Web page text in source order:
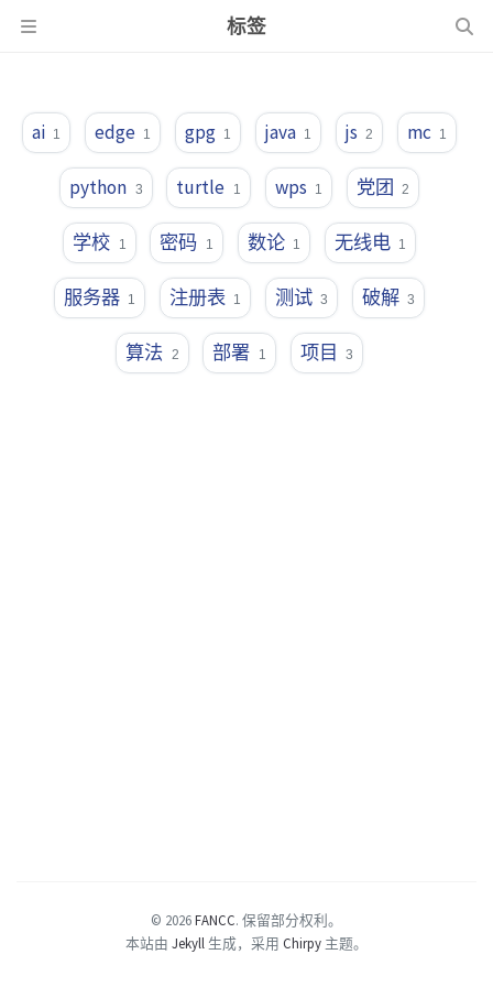
标签
ai 1 edge 1 gpg 1 java 1 js 2 mc 1
python 3 turtle 1 wps 1 党团 2
学校 1 密码 1 数论 1 无线电 1
服务器 1 注册表 1 测试 3 破解 3
算法 2 部署 1 项目 3
© 2026FANCC. 保留部分权利。
本站由 Jekyll 生成，采用 Chirpy 主题。